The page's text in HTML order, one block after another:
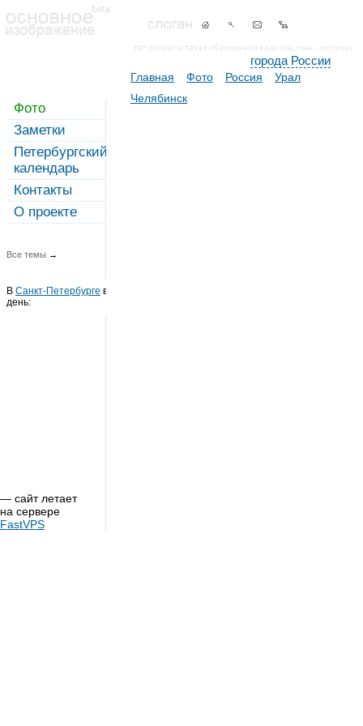
города России
Фото
Заметки
Петербургский
календарь
Контакты
О проекте
Все темы →
В Санкт-Петербурге в этот
день:
— сайт летает
на сервере
FastVPS
Главная Фото Россия
Урал
Челябинск